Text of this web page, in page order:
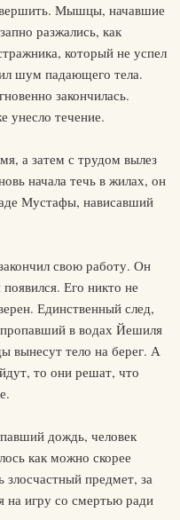
Мышцы, начавшие
разжались, как
который не успел
шум падающего тела.
закончилась.
унесло течение.
а затем с трудом вылез
начала течь в жилах, он
Мустафы, нависавший
свою работу. Он
Его никто не
Единственный след,
в водах Йешиля
вынесут тело на берег. А
то они решат, что
дождь, человек
как можно скорее
злосчастный предмет, за
на игру со смертью ради